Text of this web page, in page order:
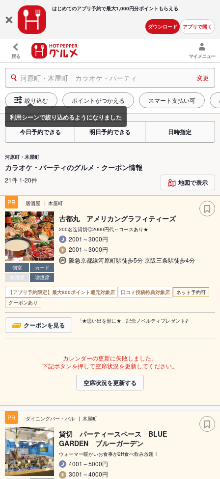
はじめてのアプリ予約で最大1,000円分ポイントもらえる
ダウンロード アプリで開く
戻る マイメニュー
河原町・木屋町 カラオケ・パーティ 変更
絞り込む ポイントがつかえる スマート支払い可
今日予約できる 明日予約できる 日時指定
河原町・木屋町
カラオケ・パーティのグルメ・クーポン情報
21件 1-20件 地図で表示
PR 居酒屋 木屋町
個室
カード
禁煙席
喫煙席
古都丸 アメリカングラフィティーズ
200名迄貸切◎2000円代～コースあり★
2001～3000円
2001～3000円
阪急京都線河原町駅徒歩5分 京阪三条駅徒歩4分
【アプリ予約限定】最大800ポイント還元対象店 口コミ投稿特典対象店
ネット予約可
クーポンあり
クーポンを見る 「★思い出を形に★」記念ノベルティプレゼント♪
カレンダーの更新に失敗しました。
下記ボタンを押して空席状況を更新してください。
空席状況を更新する
PR ダイニングバー・バル 木屋町
貸切 パーティースペース BLUE
GARDEN ブルーガーデン
ウォーマー暖かいお食事が2H食べ飲み放題！
4001～5000円
3001～4000円